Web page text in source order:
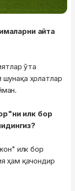
айта
ўта
ҳолатлар
илк бор
илк бор
ҳам қачондир